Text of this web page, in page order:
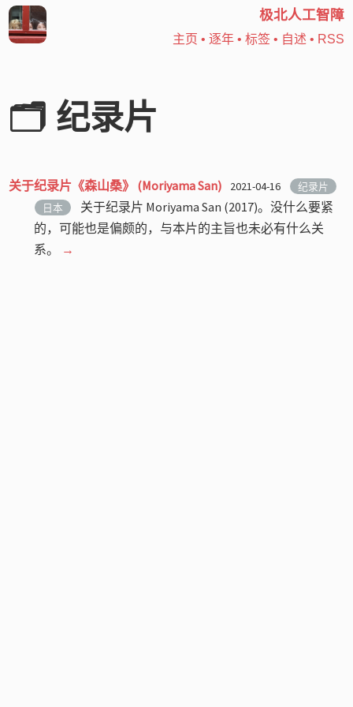
极北人工智障
主页 • 逐年• 标签• 自述 • RSS
🗂️ 纪录片
关于纪录片《森山桑》 (Moriyama San) 2021-04-16
纪录片
日本
关于纪录片 Moriyama San (2017)。没什么要紧
的，可能也是偏颇的，与本片的主旨也未必有什么关
系。
→